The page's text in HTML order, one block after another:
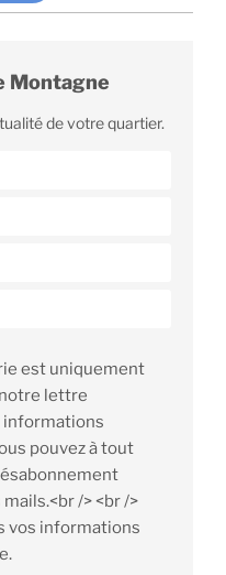
Montagne
de votre quartier.
est uniquement
lettre
informations
pouvez à tout
/> <br />
vos informations